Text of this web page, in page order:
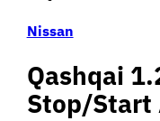
Nissan
Qashqai
Stop/Start